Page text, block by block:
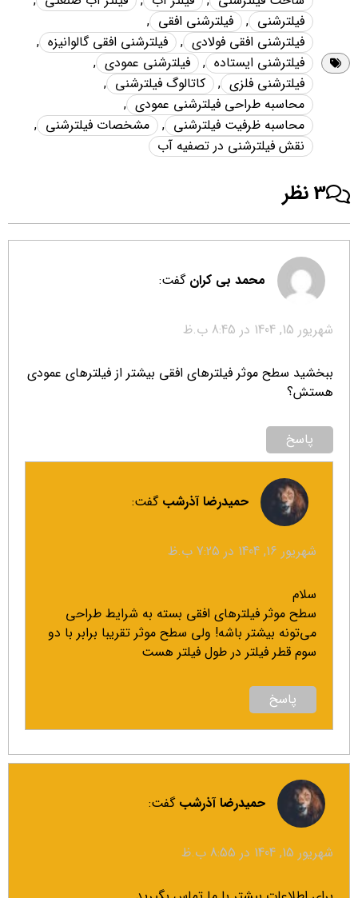
فیلترشنی , فیلترشنی افقی ,
فیلترشنی افقی فولادی , فیلترشنی افقی گالوانیزه ,
فیلترشنی ایستاده , فیلترشنی عمودی ,
فیلترشنی فلزی , کاتالوگ فیلترشنی ,
محاسبه طراحی فیلترشنی عمودی ,
محاسبه ظرفیت فیلترشنی , مشخصات فیلترشنی ,
نقش فیلترشنی در تصفیه آب
3 نظر
محمد بی کران گفت:
شهریور 15, 1404 در 8:45 ب.ظ
ببخشید سطح موثر فیلتر‌های افقی بیشتر از فیلتر‌های عمودی
هستش؟
پاسخ
حمیدرضا آذرشب گفت:
شهریور 16, 1404 در 7:25 ب.ظ
سلام
سطح موثر فیلترهای افقی بسته به شرایط طراحی
می‌تونه بیشتر باشه! ولی سطح موثر تقریبا برابر با دو
سوم قطر فیلتر در طول فیلتر هست
پاسخ
حمیدرضا آذرشب گفت:
شهریور 15, 1404 در 8:55 ب.ظ